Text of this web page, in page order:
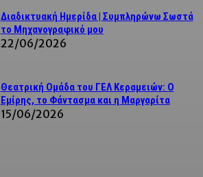
Διαδικτυακή Ημερίδα | Συμπληρώνω Σωστά
το Μηχανογραφικό μου
22/06/2026
Θεατρική Ομάδα του ΓΕΛ Κεραμειών: Ο
Εμίρης, το Φάντασμα και η Μαργαρίτα
15/06/2026